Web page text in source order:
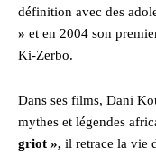
définition avec des
» et en 2004 son
Ki-Zerbo.
Dans ses films, Dani
mythes et légendes
griot », il retrace la vie